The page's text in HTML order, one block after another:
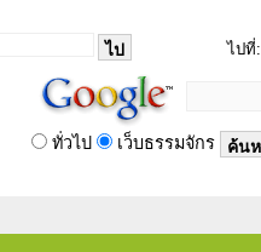
ไปที่:
ทั่วไป เว็บธรรมจักร